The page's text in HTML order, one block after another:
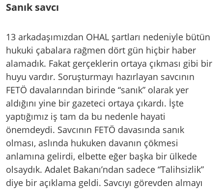
Sanık savcı
13 arkadaşımızdan OHAL şartları nedeniyle bütün
hukuki çabalara rağmen dört gün hiçbir haber
alamadık. Fakat gerçeklerin ortaya çıkması gibi bir
huyu vardır. Soruşturmayı hazırlayan savcının
FETÖ davalarından birinde “sanık” olarak yer
aldığını yine bir gazeteci ortaya çıkardı. İşte
yaptığımız iş tam da bu nedenle hayati
önemdeydi. Savcının FETÖ davasında sanık
olması, aslında hukuken davanın çökmesi
anlamına gelirdi, elbette eğer başka bir ülkede
olsaydık. Adalet Bakanı’ndan sadece “Talihsizlik”
diye bir açıklama geldi. Savcıyı görevden almayı